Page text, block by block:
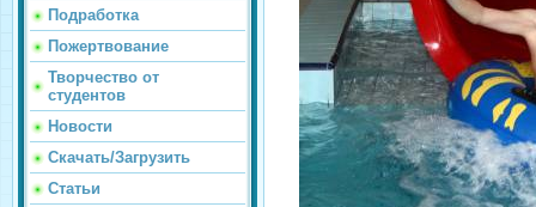
Подработка
Пожертвование
Творчество от
студентов
Новости
Скачать/Загрузить
Статьи